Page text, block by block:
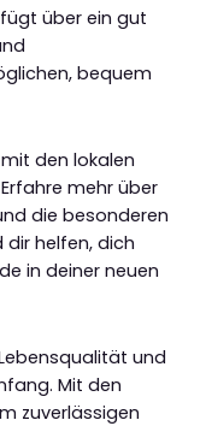
über ein gut
bequem
den lokalen
mehr über
die besonderen
dir helfen, dich
in deiner neuen
und
Mit den
zuverlässigen